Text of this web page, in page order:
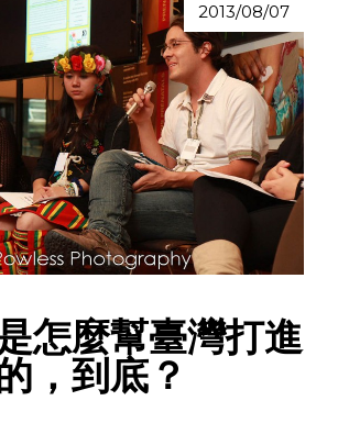
2013/08/07
怎麼幫臺灣打進
，到底？